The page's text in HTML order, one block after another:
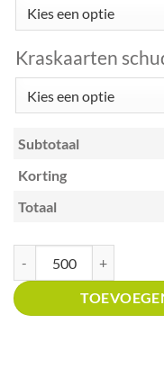
Kraskaarten
Subtotaal
Korting
Totaal